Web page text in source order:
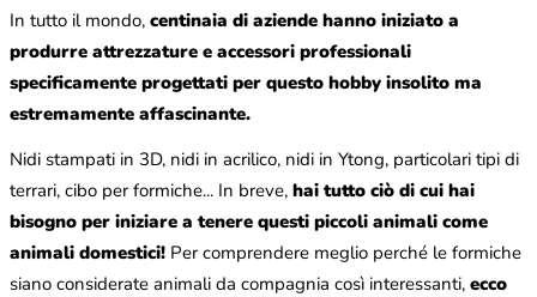
In tutto il mondo, centinaia di aziende hanno iniziato a
produrre attrezzature e accessori professionali
specificamente progettati per questo hobby insolito ma
estremamente affascinante.
Nidi stampati in 3D, nidi in acrilico, nidi in Ytong, particolari tipi di
terrari, cibo per formiche... In breve, hai tutto ciò di cui hai
bisogno per iniziare a tenere questi piccoli animali come
animali domestici! Per comprendere meglio perché le formiche
siano considerate animali da compagnia così interessanti, ecco